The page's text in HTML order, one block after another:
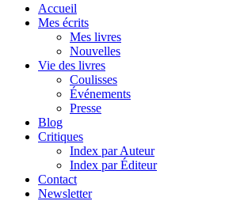
Accueil
Mes écrits
Mes livres
Nouvelles
Vie des livres
Coulisses
Événements
Presse
Blog
Critiques
Index par Auteur
Index par Éditeur
Contact
Newsletter